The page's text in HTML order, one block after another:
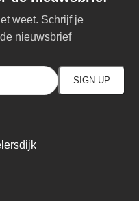
weet. Schrijf je
nieuwsbrief